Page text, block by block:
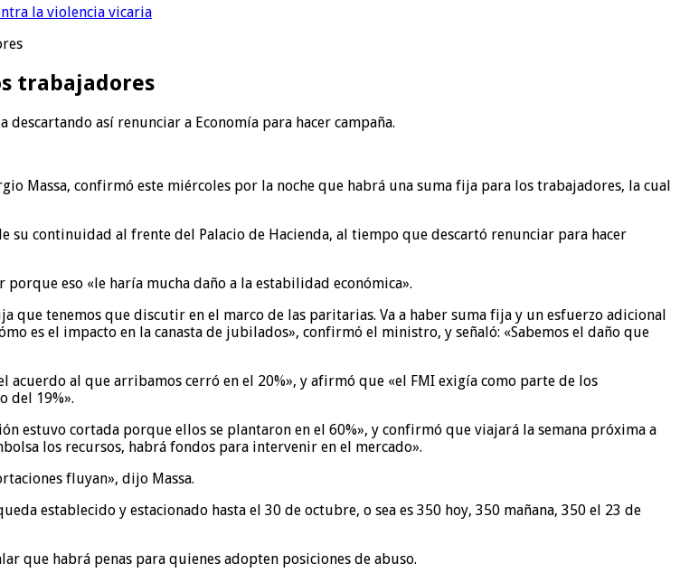
la violencia vicaria
trabajadores
así renunciar a Economía para hacer campaña.
Massa, confirmó este miércoles por la noche que habrá una suma fija para los trabajadores, la cual
su continuidad al frente del Palacio de Hacienda, al tiempo que descartó renunciar para hacer
eso «le haría mucha daño a la estabilidad económica».
que tenemos que discutir en el marco de las paritarias. Va a haber suma fija y un esfuerzo adicional
es el impacto en la canasta de jubilados», confirmó el ministro, y señaló: «Sabemos el daño que
al que arribamos cerró en el 20%», y afirmó que «el FMI exigía como parte de los
del 19%».
estuvo cortada porque ellos se plantaron en el 60%», y confirmó que viajará la semana próxima a
los recursos, habrá fondos para intervenir en el mercado».
fluyan», dijo Massa.
establecido y estacionado hasta el 30 de octubre, o sea es 350 hoy, 350 mañana, 350 el 23 de
que habrá penas para quienes adopten posiciones de abuso.